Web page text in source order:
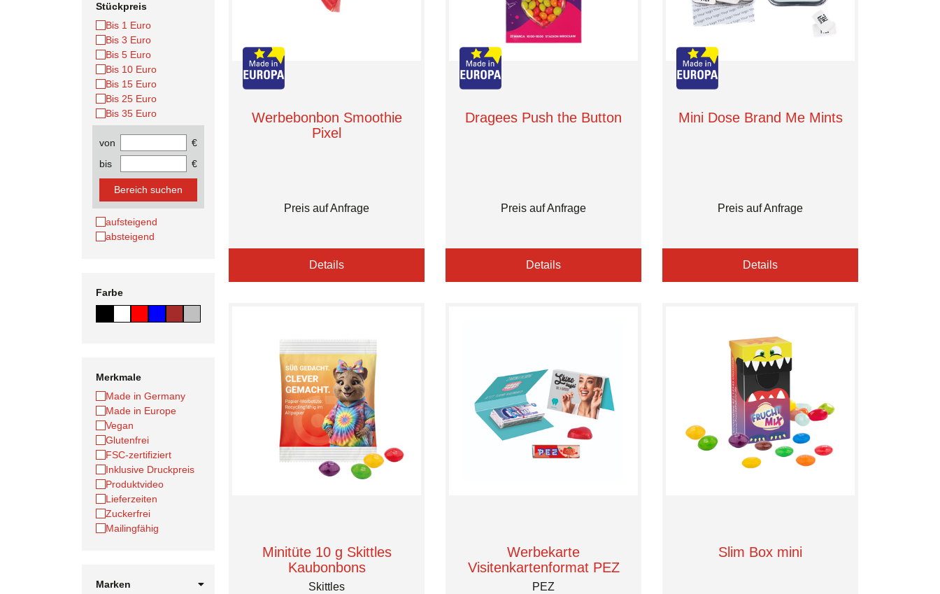
Stückpreis
Bis 1 Euro
Bis 3 Euro
Bis 5 Euro
Bis 10 Euro
Bis 15 Euro
Bis 25 Euro
Bis 35 Euro
von
€
bis
€
Bereich suchen
aufsteigend
absteigend
Farbe
Merkmale
Made in Germany
Made in Europe
Vegan
Glutenfrei
FSC-zertifiziert
Inklusive Druckpreis
Produktvideo
Lieferzeiten
Zuckerfrei
Mailingfähig
Marken
Werbebonbon Smoothie
Pixel
Preis auf Anfrage
Details
Dragees Push the Button
Preis auf Anfrage
Details
Mini Dose Brand Me Mints
Preis auf Anfrage
Details
Minitüte 10 g Skittles
Kaubonbons
Skittles
Werbekarte
Visitenkartenformat PEZ
PEZ
Slim Box mini